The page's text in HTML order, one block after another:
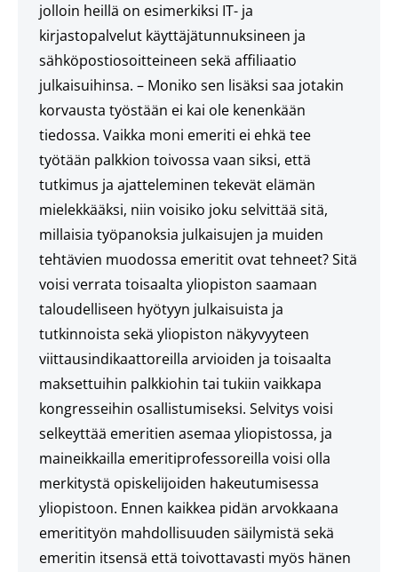
jolloin heillä on esimerkiksi IT- ja
kirjastopalvelut käyttäjätunnuksineen ja
sähköpostiosoitteineen sekä affiliaatio
julkaisuihinsa. – Moniko sen lisäksi saa jotakin
korvausta työstään ei kai ole kenenkään
tiedossa. Vaikka moni emeriti ei ehkä tee
työtään palkkion toivossa vaan siksi, että
tutkimus ja ajatteleminen tekevät elämän
mielekkääksi, niin voisiko joku selvittää sitä,
millaisia työpanoksia julkaisujen ja muiden
tehtävien muodossa emeritit ovat tehneet? Sitä
voisi verrata toisaalta yliopiston saamaan
taloudelliseen hyötyyn julkaisuista ja
tutkinnoista sekä yliopiston näkyvyyteen
viittausindikaattoreilla arvioiden ja toisaalta
maksettuihin palkkiohin tai tukiin vaikkapa
kongresseihin osallistumiseksi. Selvitys voisi
selkeyttää emeritien asemaa yliopistossa, ja
maineikkailla emeritiprofessoreilla voisi olla
merkitystä opiskelijoiden hakeutumisessa
yliopistoon. Ennen kaikkea pidän arvokkaana
emeritityön mahdollisuuden säilymistä sekä
emeritin itsensä että toivottavasti myös hänen